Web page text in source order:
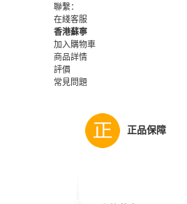
聯繫：
在綫客服
香港蘇寧
加入購物車
商品詳情
評價
常見問題
正品保障